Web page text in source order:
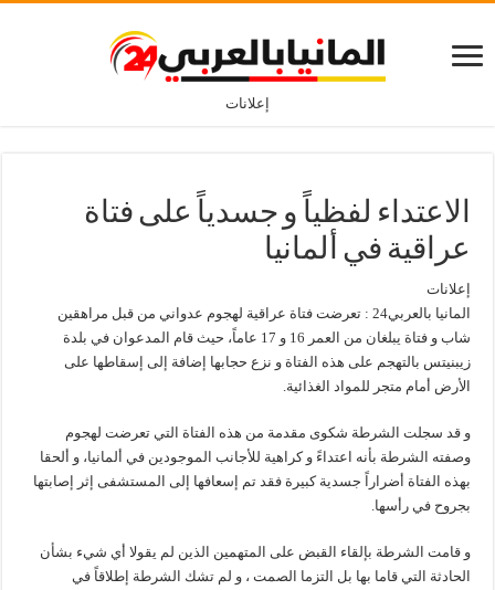
إعلانات
الاعتداء لفظياً و جسدياً على فتاة
عراقية في ألمانيا
إعلانات
المانيا بالعربي24 : تعرضت فتاة عراقية لهجوم عدواني من قبل مراهقين
شاب و فتاة يبلغان من العمر 16 و 17 عاماً، حيث قام المدعوان في بلدة
زيبنيتس بالتهجم على هذه الفتاة و نزع حجابها إضافة إلى إسقاطها على
الأرض أمام متجر للمواد الغذائية.
و قد سجلت الشرطة شكوى مقدمة من هذه الفتاة التي تعرضت لهجوم
وصفته الشرطة بأنه اعتداءً و كراهية للأجانب الموجودين في ألمانيا، و ألحقا
بهذه الفتاة أضراراً جسدية كبيرة فقد تم إسعافها إلى المستشفى إثر إصابتها
بجروح في رأسها.
و قامت الشرطة بإلقاء القبض على المتهمين الذين لم يقولا أي شيء بشأن
الحادثة التي قاما بها بل التزما الصمت ، و لم تشك الشرطة إطلاقاً في